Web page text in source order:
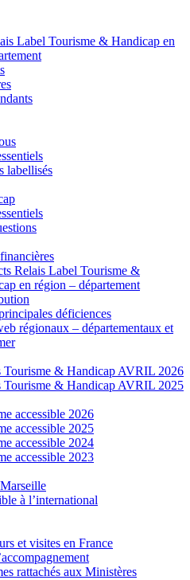
Label Tourisme & Handicap en
labellisés
Relais Label Tourisme &
en région – département
déficiences
régionaux – départementaux et
Tourisme & Handicap AVRIL 2026
Tourisme & Handicap AVRIL 2025
accessible 2026
accessible 2025
accessible 2024
accessible 2023
à l’international
et visites en France
rattachés aux Ministères